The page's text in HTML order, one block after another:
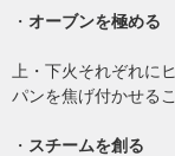
・ オーブンを極める
上・下火それぞれに
パンを焦げ付かせる
・ スチームを創る